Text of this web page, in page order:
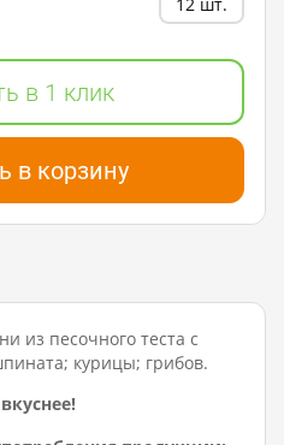
в 1 клик
в корзину
из песочного теста с
курицы; грибов.